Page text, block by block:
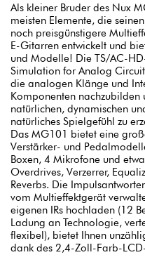
Als kleiner Bruder des Nux
meisten Elemente, die
noch preisgünstigere
E-Gitarren entwickelt und
und Modelle! Die TS/AC-
Simulation for Analog
die analogen Klänge und
Komponenten
natürlichen, dynamischen
natürliches Spielgefühl zu
Das MG101 bietet eine
Verstärker- und
Boxen, 4 Mikrofone und
Overdrives, Verzerrer,
Reverbs. Die
vom Multieffektgerät
eigenen IRs hochladen (12
Ladung an Technologie,
flexibel), bietet Ihnen
dank des 2,4-Zoll-Farb-